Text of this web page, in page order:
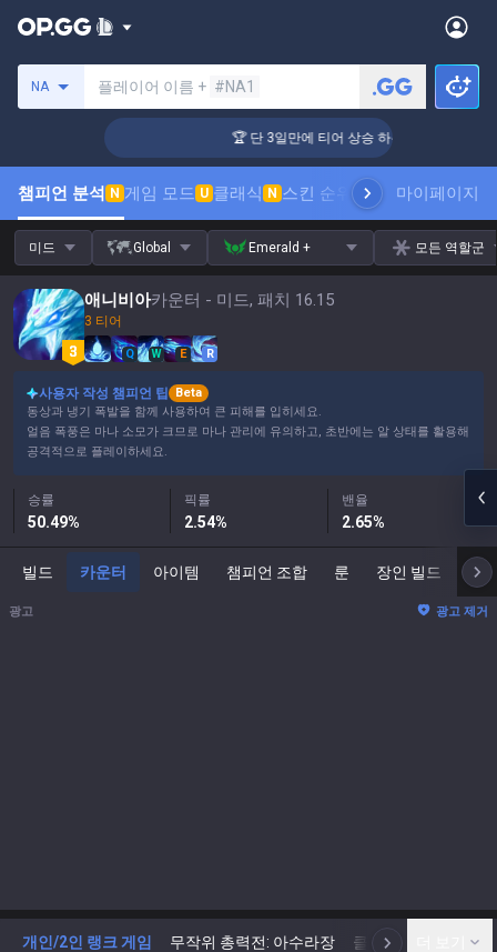
NA 플레이어 이름 + #NA1
🏆 단 3일만에 티어 상승 하는 방법!
챔피언 분석 N 게임 모드 U 클래식 N 스킨 순위랭킹 프로 관전통계
마이페이지
미드 Global Emerald + 모든 역할군
애니비아카운터 - 미드, 패치 16.15
3 티어
Q W E R
사용자 작성 챔피언 팁
Beta
동상과 냉기 폭발을 함께 사용하여 큰 피해를 입히세요.
얼음 폭풍은 마나 소모가 크므로 마나 관리에 유의하고, 초반에는 알 상태를 활용해
공격적으로 플레이하세요.
승률
50.49%
픽률
2.54%
밴율
2.65%
빌드 카운터 아이템 챔피언 조합 룬 장인 빌드 스
광고 광고 제거
개인/2인 랭크 게임 무작위 총력전: 아수라장 클래식 아레나